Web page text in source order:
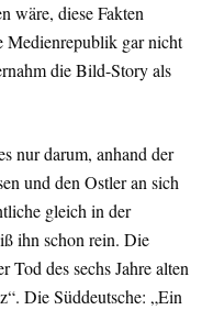
wäre, diese Fakten
Medienrepublik gar nicht
die Bild-Story als
nur darum, anhand der
und den Ostler an sich
gleich in der
ihn schon rein. Die
Tod des sechs Jahre alten
Die Süddeutsche: „Ein